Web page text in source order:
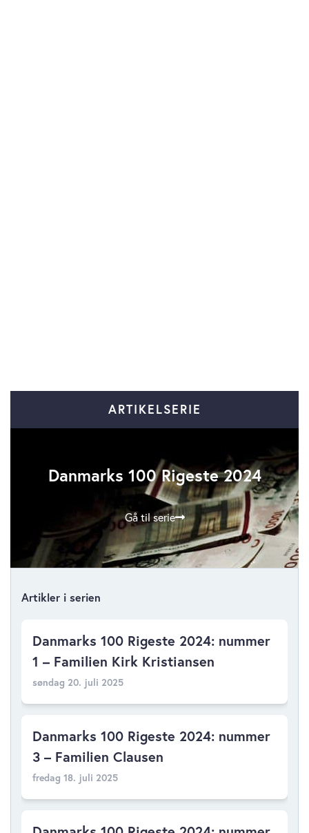
ARTIKELSERIE
Danmarks 100 Rigeste 2024
Gå til serie
Artikler i serien
Danmarks 100 Rigeste 2024: nummer
1 – Familien Kirk Kristiansen
søndag 20. juli 2025
Danmarks 100 Rigeste 2024: nummer
3 – Familien Clausen
fredag 18. juli 2025